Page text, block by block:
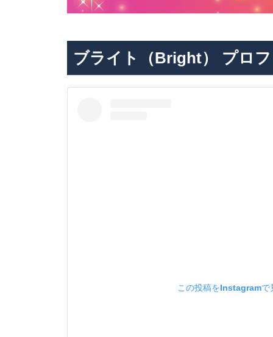
ブライト（Bright） ​プロ
この投稿をInstagramで